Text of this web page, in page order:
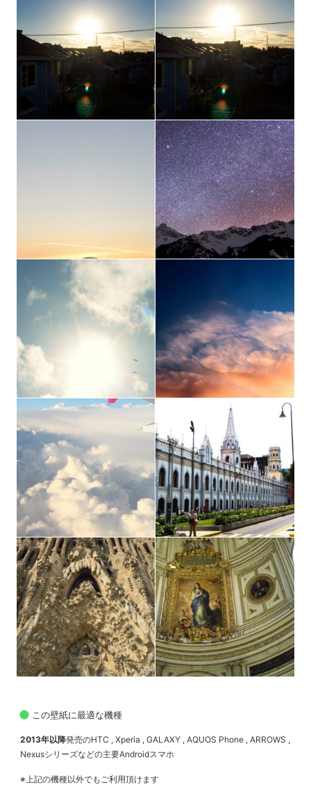
この壁紙に最適な機種
2013年以降発売のHTC , Xperia , GALAXY , AQUOS Phone , ARROWS ,
Nexusシリーズなどの主要Androidスマホ
※上記の機種以外でもご利用頂けます